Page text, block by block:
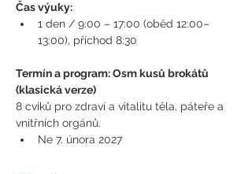
Čas výuky:
1 den / 9:00 – 17:00 (oběd 12:00–
13:00), příchod 8:30
Termín a program: Osm kusů brokátů
(klasická verze)
8 cviků pro zdraví a vitalitu těla, páteře a
vnitřních orgánů.​​
Ne 7. února 2027